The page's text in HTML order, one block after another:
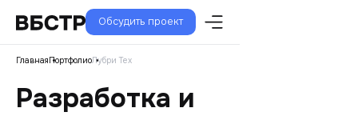
Обсудить проект
ГлавнаяПортфолиоЛубри Тех
Разработка и